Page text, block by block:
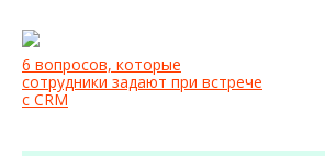
6 вопросов, которые
сотрудники задают при встрече
с CRM